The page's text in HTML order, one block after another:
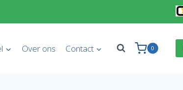
Over ons Contact 0